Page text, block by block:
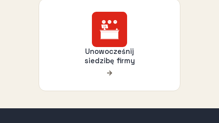
Unowocześnij
siedzibę firmy